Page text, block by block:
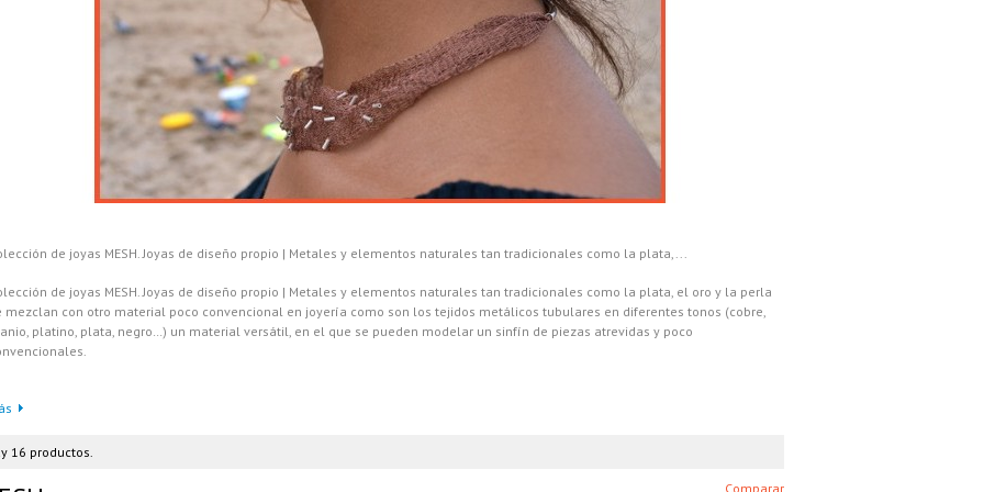
de joyas MESH. Joyas de diseño propio | Metales y elementos naturales tan tradicionales como la plata,...
de joyas MESH. Joyas de diseño propio | Metales y elementos naturales tan tradicionales como la plata, el oro y la perla
mezclan con otro material poco convencional en joyería como son los tejidos metálicos tubulares en diferentes tonos (cobre,
platino, plata, negro…) un material versátil, en el que se pueden modelar un sinfín de piezas atrevidas y poco
16 productos.
Comparar